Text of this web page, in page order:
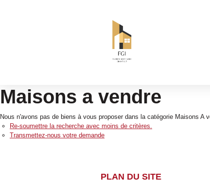
Maisons a vendre
Nous n'avons pas de biens à vous proposer dans la catégorie Maisons
Re-soumettre la recherche avec moins de critères.
Transmettez-nous votre demande
PLAN DU SITE